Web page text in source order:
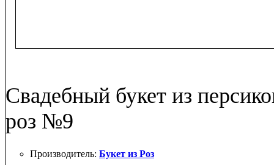
Свадебный букет из
роз №9
Букет из Роз